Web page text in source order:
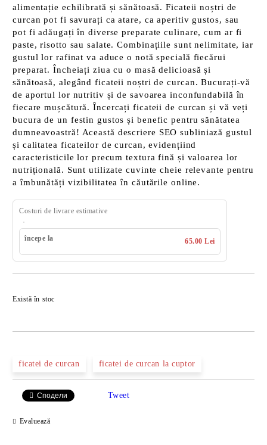
alimentație echilibrată și sănătoasă. Ficateii noștri de
curcan pot fi savurați ca atare, ca aperitiv gustos, sau
pot fi adăugați în diverse preparate culinare, cum ar fi
paste, risotto sau salate. Combinațiile sunt nelimitate, iar
gustul lor rafinat va aduce o notă specială fiecărui
preparat. Încheiați ziua cu o masă delicioasă și
sănătoasă, alegând ficateii noștri de curcan. Bucurați-vă
de aportul lor nutritiv și de savoarea inconfundabilă în
fiecare mușcătură. Încercați ficateii de curcan și vă veți
bucura de un festin gustos și benefic pentru sănătatea
dumneavoastră! Această descriere SEO subliniază gustul
și calitatea ficateilor de curcan, evidențiind
caracteristicile lor precum textura fină și valoarea lor
nutrițională. Sunt utilizate cuvinte cheie relevante pentru
a îmbunătăți vizibilitatea în căutările online.
Costuri de livrare estimative
începe la 65.00 Lei
Există în stoc
ficatei de curcan ficatei de curcan la cuptor
Сподели Tweet
Evaluează